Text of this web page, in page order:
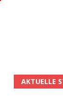
AKTUELLE